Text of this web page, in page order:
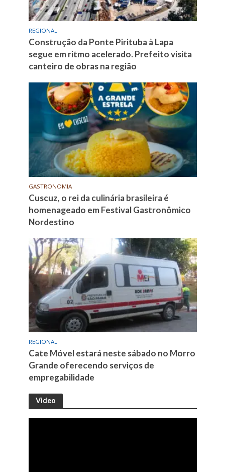
REGIONAL
Construção da Ponte Pirituba à Lapa
segue em ritmo acelerado. Prefeito visita
canteiro de obras na região
GASTRONOMIA
Cuscuz, o rei da culinária brasileira é
homenageado em Festival Gastronômico
Nordestino
REGIONAL
Cate Móvel estará neste sábado no Morro
Grande oferecendo serviços de
empregabilidade
Video